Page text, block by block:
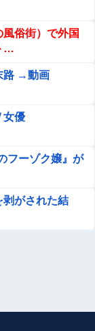
風俗街）で外国
…
路 →動画
女優
フーゾク嬢』が
剥がされた結